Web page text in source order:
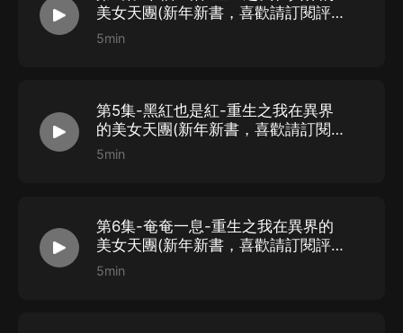
美女天團(新年新書，喜歡請訂閱評論
點讚轉發)
5min
第5集-黑紅也是紅-重生之我在異界
的美女天團(新年新書，喜歡請訂閱評
論點讚轉發)
5min
第6集-奄奄一息-重生之我在異界的
美女天團(新年新書，喜歡請訂閱評論
點讚轉發)
5min